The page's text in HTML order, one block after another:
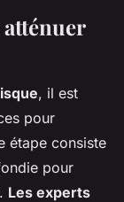
, il est
pour
étape consiste
pour
Les experts